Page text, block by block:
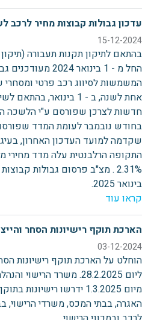
עדכון גבולות קבוצות מחיר לרכב לשנת
15-12-2024
החל מ - 1 בינואר
אחת לשנה, ב - 1 בינואר,
חדשות לצרכן שפורסם ע"י הלשכה
בחודש נובמבר לעומת המדד
התקופה הרלבנטית עלה מדד מחירי
בינואר 2025.
קראו עוד
הארכת תוקף רישיונות הסחר
03-12-2024
ליום 28.2.2025. משרד
האגרה, בבתי המכס, משרדי הרישוי,